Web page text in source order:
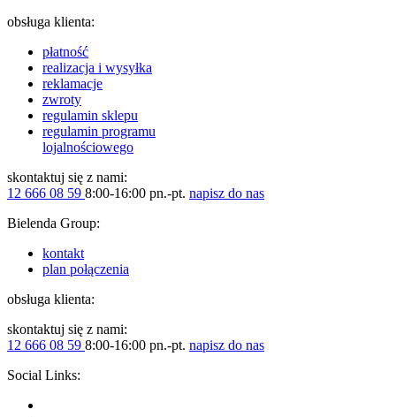
obsługa klienta:
płatność
realizacja i wysyłka
reklamacje
zwroty
regulamin sklepu
regulamin programu
lojalnościowego
skontaktuj się z nami:
12 666 08 59 8:00-16:00 pn.-pt. napisz do nas
Bielenda Group:
kontakt
plan połączenia
obsługa klienta:
skontaktuj się z nami:
12 666 08 59 8:00-16:00 pn.-pt. napisz do nas
Social Links: